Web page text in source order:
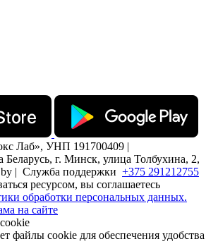
Лаб», УНП 191700409 |
Беларусь, г. Минск, улица Толбухина, 2,
| Служба поддержки +375 291212755
ресурсом, вы соглашаетесь
обработки персональных данных.
на сайте
файлы cookie для обеспечения удобства